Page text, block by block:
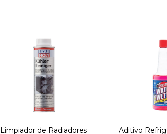
Limpiador de Radiadores
Aditivo